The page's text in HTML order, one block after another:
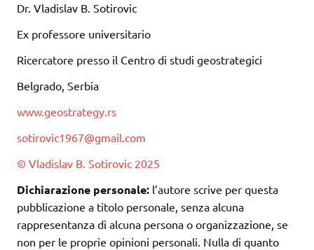
Dr. Vladislav B. Sotirovic
Ex professore universitario
Ricercatore presso il Centro di studi geostrategici
Belgrado, Serbia
www.geostrategy.rs
sotirovic1967@gmail.com
© Vladislav B. Sotirovic 2025
Dichiarazione personale: l’autore scrive per questa
pubblicazione a titolo personale, senza alcuna
rappresentanza di alcuna persona o organizzazione, se
non per le proprie opinioni personali. Nulla di quanto